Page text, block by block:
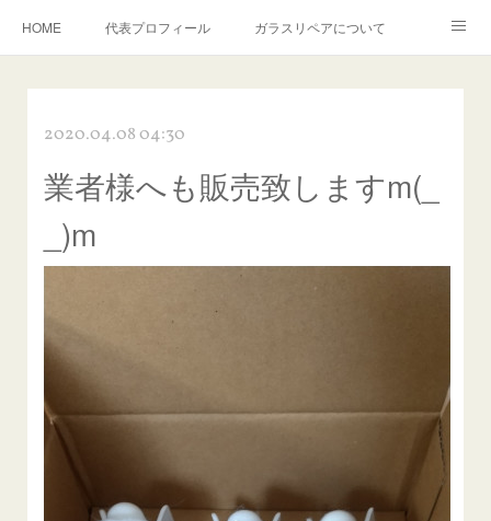
HOME 代表プロフィール ガラスリペアについて
飛び石施工料金について ガラスキズ取り/研磨・磨き・鱗取り
当店へのアクセス 建築ガラスキズ取り・研磨・磨き
【プロ使用】フッ素系ガラストリートメント『アクアペル』
ガラスリペア施工価格
飛び石ひび割れでヒビ先が伸びた場合は？
2020.04.08 04:30
業者様へも販売致しますm(_
_)m